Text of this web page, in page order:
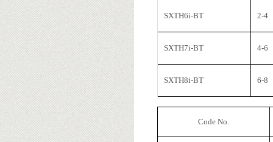
SXTH6i-BT 2-4
SXTH7i-BT 4-6
SXTH8i-BT 6-8
Code No.